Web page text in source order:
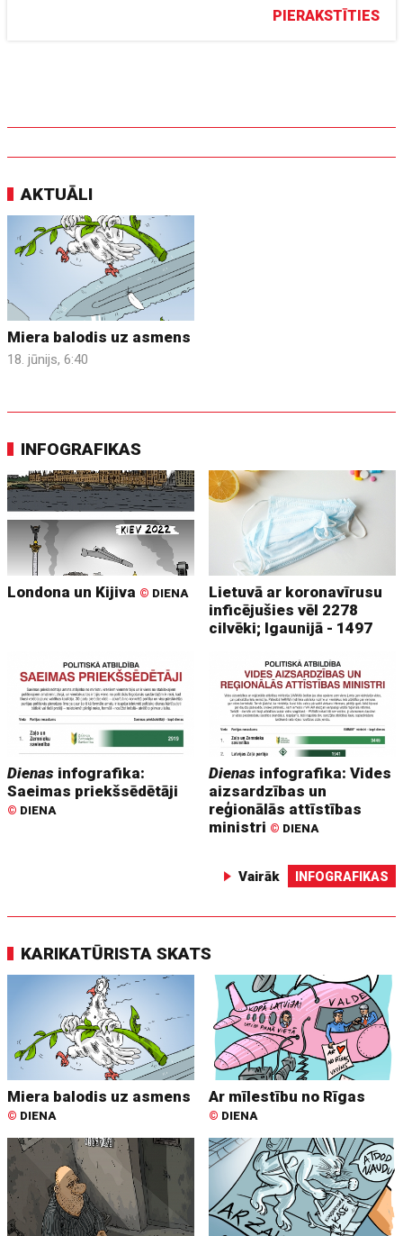
PIERAKSTĪTIES
AKTUĀLI
Miera balodis uz asmens
18. jūnijs, 6:40
INFOGRAFIKAS
Londona un Kijiva © DIENA
Lietuvā ar koronavīrusu
inficējušies vēl 2278
cilvēki; Igaunijā - 1497
Dienas infografika:
Saeimas priekšsēdētāji
© DIENA
Dienas infografika: Vides
aizsardzības un
reģionālās attīstības
ministri © DIENA
Vairāk INFOGRAFIKAS
KARIKATŪRISTA SKATS
Miera balodis uz asmens
© DIENA
Ar mīlestību no Rīgas
© DIENA